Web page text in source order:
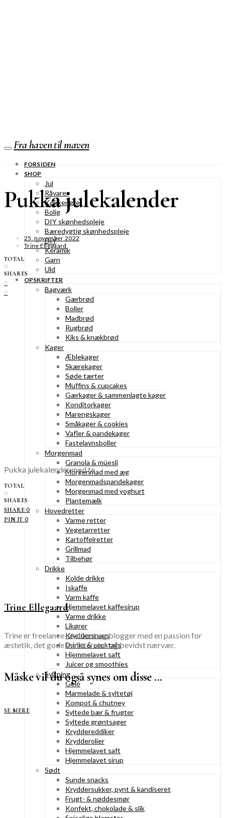
Fra haven til maven
FORSIDEN
SHOP
Jul
Råvarer
Køkkengrej
Bolig
DIY skønhedspleje
Bæredygtig skønhedspleje
DIY
Keramik
Garn
Uld
OPSKRIFTER
Bagværk
Gærbrød
Boller
Madbrød
Rugbrød
Kiks & knækbrød
Kager
Æblekager
Skærekager
Søde tærter
Muffins & cupcakes
Gærkager & sammenlagte kager
Konditorkager
Marengskager
Småkager & cookies
Vafler & pandekager
Fastelavnsboller
Morgenmad
Granola & müesli
Morgenmad med æg
Morgenmadspandekager
Morgenmad med yoghurt
Plantemælk
Hovedretter
Varme retter
Vegetarretter
Kartoffelretter
Grillmad
Tilbehør
Drikke
Kolde drikke
Iskaffe
Varm kaffe
Hjemmelavet kaffesirup
Varme drikke
Likører
Kryddersnaps
Drinks & cocktails
Hjemmelavet saft
Juicer og smoothies
Syltning
Gelé
Marmelade & syltetøj
Kompot & chutney
Syltede bær & frugter
Syltede grøntsager
Kryddereddiker
Krydderolier
Hjemmelavet saft
Hjemmelavet sirup
Sødt
Sunde snacks
Kryddersukker, pynt & kandiseret
Frugt- & nøddesmør
Konfekt, chokolade & slik
Pukka julekalender
25. november 2022
Trine Ellegaard
TOTAL
0
SHARES
0
0
Pukka julekalender med te
TOTAL
0
SHARES
SHARE 0
PIN IT 0
Trine Ellegaard
Trine er freelance-skribent og blogger med en passion for
æstetik, det gode liv, litteratur og bevidst nærvær.
Måske vil du også synes om disse ...
SE MERE